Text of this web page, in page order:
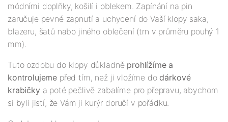
módními doplňky, košilí i oblekem. Zapínání na pin
zaručuje pevné zapnutí a uchycení do Vaší klopy saka,
blazeru, šatů nabo jiného oblečení (trn v průměru pouhý 1
mm).
Tuto ozdobu do klopy důkladně prohlížíme a
kontrolujeme před tím, než ji vložíme do dárkové
krabičkya poté pečlivě zabalíme pro přepravu, abychom
si byli jistí, že Vám ji kurýr doručí v pořádku.